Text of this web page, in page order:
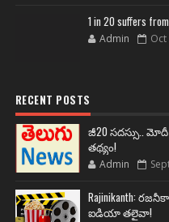
1 in 20 suffers
Admin Oct
RECENT POSTS
జీ20 సదస్సు.. మోదీ
తథ్యం!
Admin
Rajinikanth:
ఐడియా తలైవా!